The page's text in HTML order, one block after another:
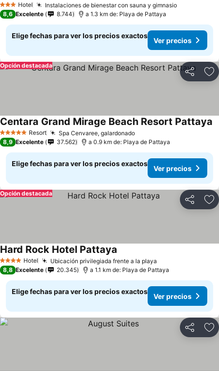
3 Estrellas
Hotel Instalaciones de bienestar con sauna y gimnasioVer precios
8,6 Excelente 8.744 a 1.3 km de: Playa de Pattaya
Elige fechas para ver los precios exactos
Ver precios
Compartir
Opción destacada
5 Estrellas Resort Spa Cenvaree, galardonadoVer precios
Centara Grand Mirage Beach Resort Pattaya
8,9 Excelente 37.562 a 0.9 km de: Playa de Pattaya
Elige fechas para ver los precios exactos
Ver precios
Compartir
Opción destacada
4 EstrellasHotel Ubicación privilegiada frente a la playa
Hard Rock Hotel Pattaya
8,8 Excelente 20.345 a 1.1 km de: Playa de Pattaya
Elige fechas para ver los precios exactos
Ver precios
Compartir